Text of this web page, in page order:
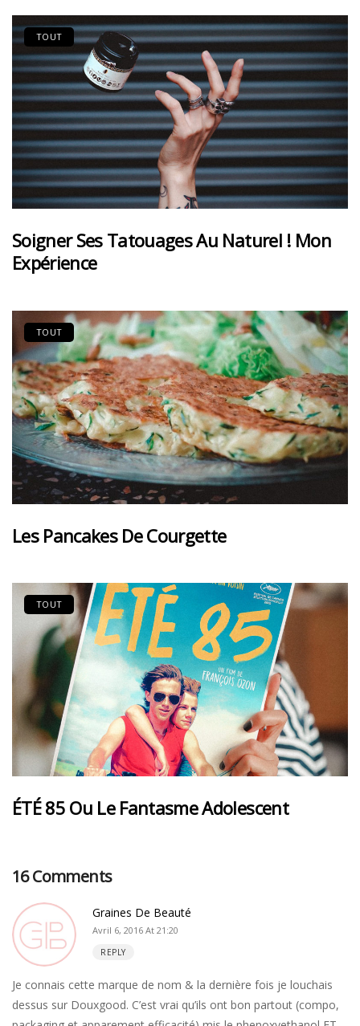
TOUT
Soigner Ses Tatouages Au Naturel ! Mon
Expérience
TOUT
Les Pancakes De Courgette
TOUT
ÉTÉ 85 Ou Le Fantasme Adolescent
16 Comments
Graines De Beauté
Avril 6, 2016 At 21:20
REPLY
Je connais cette marque de nom & la dernière fois je louchais
dessus sur Douxgood. C’est vrai qu’ils ont bon partout (compo,